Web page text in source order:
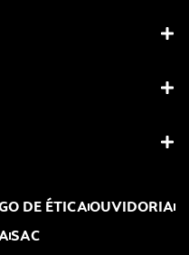
DE ÉTICAOUVIDORIA
SAC